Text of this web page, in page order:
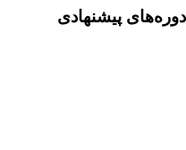
دوره‌های پیشنهادی